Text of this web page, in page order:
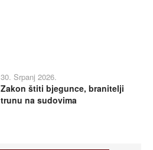
30. Srpanj 2026.
Zakon štiti bjegunce, branitelji
trunu na sudovima